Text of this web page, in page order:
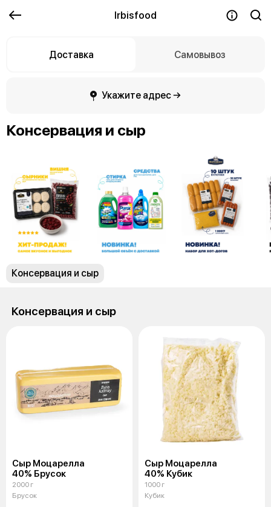
Irbisfood
Доставка Самовывоз
Укажите адрес →
Консервация и сыр
Консервация и сыр
Консервация и сыр
Cыр Моцарелла
40% Брусок
2000 г
Брусок
Сыр Моцарелла
40% Кубик
1000 г
Кубик